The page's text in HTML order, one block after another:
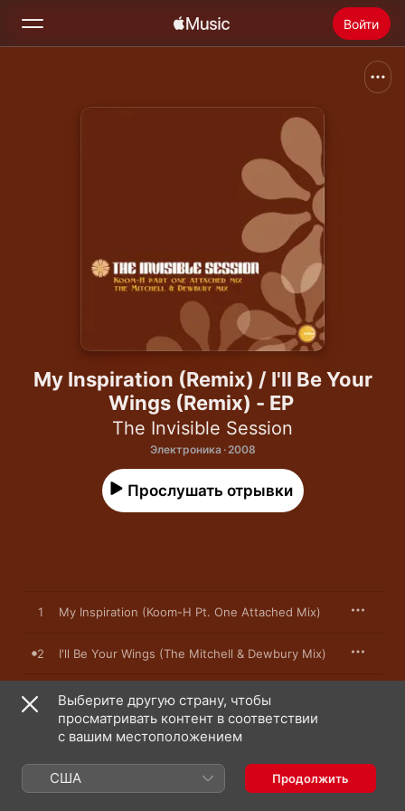
Войти
Установить Apple Music
My Inspiration (Remix) / I'll Be Your
Wings (Remix) - EP
The Invisible Session
Электроника · 2008
Прослушать отрывки
1 My Inspiration (Koom-H Pt. One Attached Mix)
2 I'll Be Your Wings (The Mitchell & Dewbury Mix)
18 марта 2008 г.
Песен: 2, 13 мин.
Выберите другую страну, чтобы
просматривать контент в соответствии
с вашим местоположением
США Продолжить